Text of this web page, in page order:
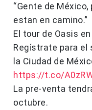
“Gente de
estan en camino.”
El tour de Oasis
Regístrate para el
la Ciudad de
https://t.co/
La pre-venta
octubre.